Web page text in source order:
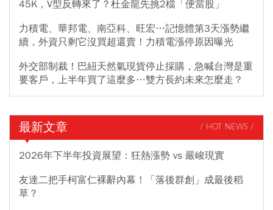
45K，V型反轉來了？杜金龍先挑2檔「便當股」
力積電、華邦電、南亞科、旺宏…記憶體第3天漲勢繼
續，外資只剩它沒買超還賣！力積電漲停原因曝光
外交部制裁！巴紐天然氣現貨停止採購，急喊台灣是重
要客戶，上半年買了這麼多…雙方長約未來怎麼走？
最新文章 / HOT NEWS /
2026年下半年投資展望：狂熱漲勢 vs 嚴峻現實
友達二把手柯富仁裸辭內幕！「落後群創」成最後稻
草？